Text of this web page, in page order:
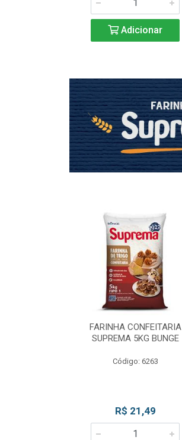
Adicionar
FARINHA CONFEITARIA
SUPREMA 5KG BUNGE
Código: 6263
R$ 21,49